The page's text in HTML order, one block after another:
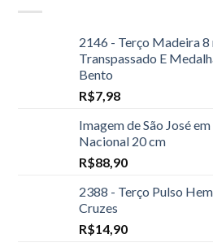
2146 - Terço Madeira 8
Transpassado E
Bento
R$7,98
Imagem de São José
Nacional 20 cm
R$88,90
2388 - Terço Pulso
Cruzes
R$14,90